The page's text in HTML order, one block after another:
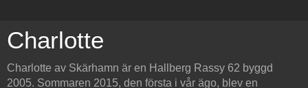
Charlotte
Charlotte av Skärhamn är en Hallberg Rassy 62 byggd
2005. Sommaren 2015, den första i vår ägo, blev en